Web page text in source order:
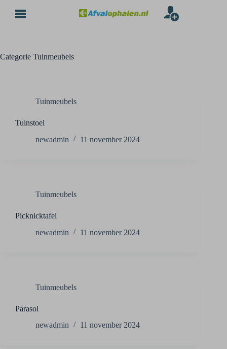
Categorie Tuinmeubels
Tuinmeubels
Tuinstoel
newadmin
11 november 2024
Tuinmeubels
Picknicktafel
newadmin
11 november 2024
Tuinmeubels
Parasol
newadmin
11 november 2024